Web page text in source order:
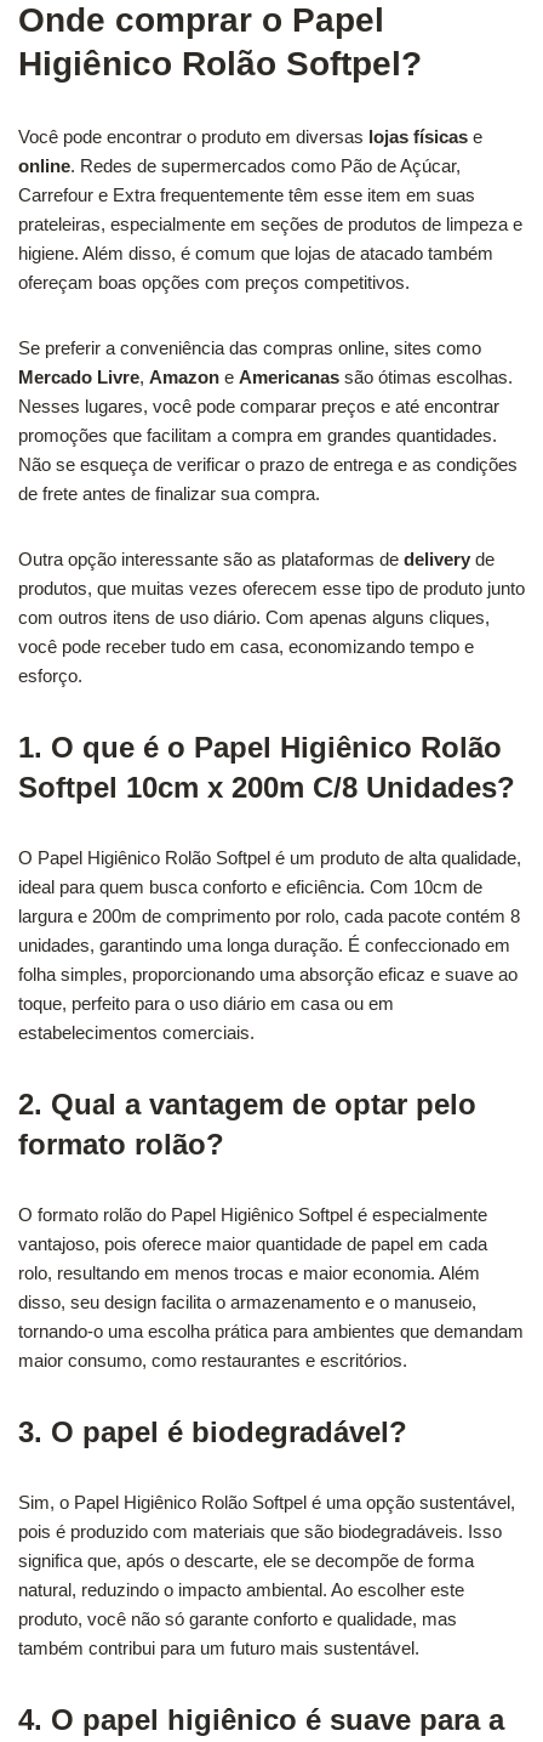
Onde comprar o Papel
Higiênico Rolão Softpel?
Você pode encontrar o produto em diversas lojas físicas e
online. Redes de supermercados como Pão de Açúcar,
Carrefour e Extra frequentemente têm esse item em suas
prateleiras, especialmente em seções de produtos de limpeza e
higiene. Além disso, é comum que lojas de atacado também
ofereçam boas opções com preços competitivos.
Se preferir a conveniência das compras online, sites como
Mercado Livre, Amazon e Americanas são ótimas escolhas.
Nesses lugares, você pode comparar preços e até encontrar
promoções que facilitam a compra em grandes quantidades.
Não se esqueça de verificar o prazo de entrega e as condições
de frete antes de finalizar sua compra.
Outra opção interessante são as plataformas de delivery de
produtos, que muitas vezes oferecem esse tipo de produto junto
com outros itens de uso diário. Com apenas alguns cliques,
você pode receber tudo em casa, economizando tempo e
esforço.
1. O que é o Papel Higiênico Rolão
Softpel 10cm x 200m C/8 Unidades?
O Papel Higiênico Rolão Softpel é um produto de alta qualidade,
ideal para quem busca conforto e eficiência. Com 10cm de
largura e 200m de comprimento por rolo, cada pacote contém 8
unidades, garantindo uma longa duração. É confeccionado em
folha simples, proporcionando uma absorção eficaz e suave ao
toque, perfeito para o uso diário em casa ou em
estabelecimentos comerciais.
2. Qual a vantagem de optar pelo
formato rolão?
O formato rolão do Papel Higiênico Softpel é especialmente
vantajoso, pois oferece maior quantidade de papel em cada
rolo, resultando em menos trocas e maior economia. Além
disso, seu design facilita o armazenamento e o manuseio,
tornando-o uma escolha prática para ambientes que demandam
maior consumo, como restaurantes e escritórios.
3. O papel é biodegradável?
Sim, o Papel Higiênico Rolão Softpel é uma opção sustentável,
pois é produzido com materiais que são biodegradáveis. Isso
significa que, após o descarte, ele se decompõe de forma
natural, reduzindo o impacto ambiental. Ao escolher este
produto, você não só garante conforto e qualidade, mas
também contribui para um futuro mais sustentável.
4. O papel higiênico é suave para a